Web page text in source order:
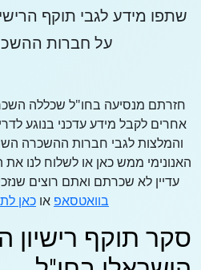
שתפו מידע לגבי תוקף
על חברות
חזרתם מנסיעה בחו"ל שכללה
אחרים לקבל מידע עדכני בנוגע
והמלצות לגבי חברות ההשכרה
האנונימי ממש כאן או לשלוח לנו
עדיין לא שכרתם ואתם רוצים
בוואטסאפ או כאן